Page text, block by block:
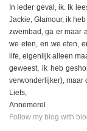
In ieder geval, ik. Ik
Jackie, Glamour, ik
zwembad, ga er maar
we eten, en we eten,
life, eigenlijk alleen
geweest, ik heb
verwonderlijker), maar
Liefs,
Annemerel
Follow my blog with